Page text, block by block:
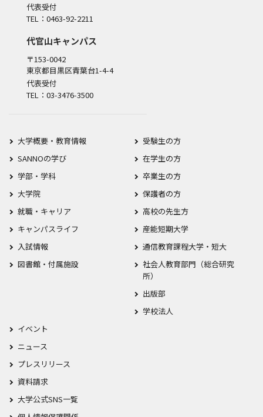
代表受付
TEL：0463-92-2211
代官山キャンパス
〒153-0042
東京都目黒区青葉台1-4-4
代表受付
TEL：03-3476-3500
大学概要・教育情報
SANNOの学び
学部・学科
大学院
就職・キャリア
キャンパスライフ
入試情報
図書館・付属施設
受験生の方
在学生の方
卒業生の方
保護者の方
高校の先生方
産能短期大学
通信教育課程大学・短大
社会人教育部門（総合研究
所）
出版部
学校法人
イベント
ニュース
プレスリリース
資料請求
大学公式SNS一覧